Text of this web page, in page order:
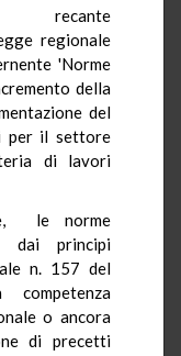
recante
regionale
'Norme
della
del
per il settore
di lavori
le norme
dai principi
n. 157 del
o ancora
di precetti